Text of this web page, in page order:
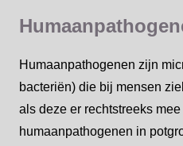
Humaanpathogenen zijn
bacteriën) die bij mensen
als deze er rechtstreeks
humaanpathogenen in